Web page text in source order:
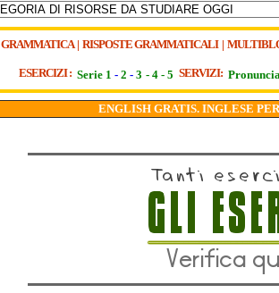
GRAMMATICA| RISPOSTE GRAMMATICALI|
ESERCIZI : Serie 1 - 2 - 3 - 4 - 5 SERVIZI:
ENGLISH GRATIS. INGLESE